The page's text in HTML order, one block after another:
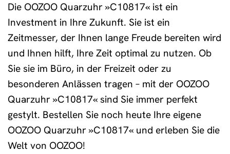
Die OOZOO Quarzuhr »C10817« ist ein
Investment in Ihre Zukunft. Sie ist ein
Zeitmesser, der Ihnen lange Freude bereiten wird
und Ihnen hilft, Ihre Zeit optimal zu nutzen. Ob
Sie sie im Büro, in der Freizeit oder zu
besonderen Anlässen tragen – mit der OOZOO
Quarzuhr »C10817« sind Sie immer perfekt
gestylt. Bestellen Sie noch heute Ihre eigene
OOZOO Quarzuhr »C10817« und erleben Sie die
Welt von OOZOO!